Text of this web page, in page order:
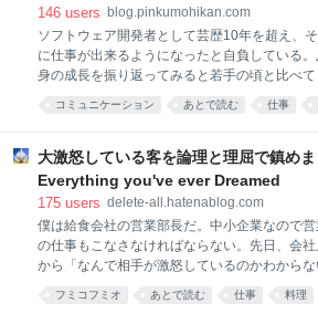
146 users blog.pinkumohikan.com
ソフトウェア開発者として芸歴10年を超え、
に仕事が出来るようになったと自負している。
身の成長を振り返ってみると若手の頃と比べて
しさ」のようなもののレベルがかなり上がった
感じている。それについて言語化してみる。 相
頼した仕事の進捗が見えない」——よくある話
う。ここで黙って待つのが丁寧だと考える人も
が、成果を出すためにはそれは明確に悪手であ
るなら止まったままにしておいた責任は自分に
相手への配慮は大事だが、それによって自分の
成果が犠牲になっているのなら、その振る舞い
組織においては悪い評価となってしまうのだ
コミュニケーション あとで読む 仕事
大激怒している客を論理と理屈で鎮め
Everything you've ever Dreamed
175 users delete-all.hatenablog.com
僕は給食会社の営業部長だ。中小企業なので
の仕事もこなさなければならない。先日、会
から「なんで相手が激怒しているのかわからな
とかしてくれ」と泣きつかれて後処理を任され
「あなたが相手から嫌われているだけでは？
フミコフミオ あとで読む 仕事 料理